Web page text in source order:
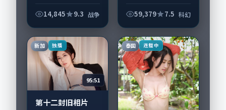
14,845 9.3 战争
的故事，科幻类型元
博伊尔擅长留白叙
事，张家辉、咏梅的
情...
59,379 7.5 科幻
新加 独播
95:51
第十二封旧相片
泰国 连载中